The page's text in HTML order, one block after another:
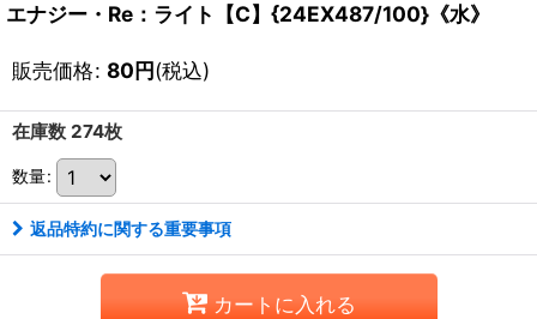
エナジー・Re：ライト【C】{24EX487/100}《水》
販売価格: 80円(税込)
在庫数 274枚
数量:
返品特約に関する重要事項
カートに入れる